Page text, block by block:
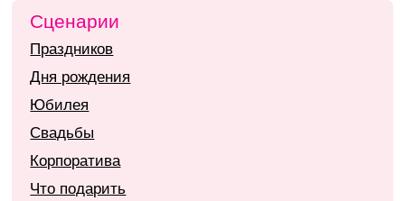
Сценарии
Праздников
Дня рождения
Юбилея
Свадьбы
Корпоратива
Что подарить